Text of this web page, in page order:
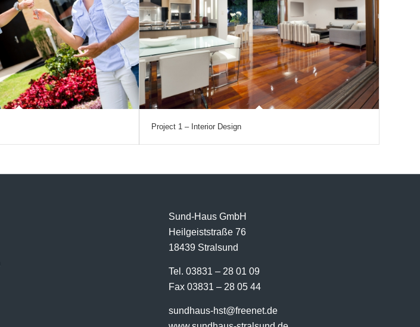
Project 1 – Interior Design
Sund-Haus GmbH
Heilgeiststraße 76
18439 Stralsund
Tel. 03831 – 28 01 09
Fax 03831 – 28 05 44
sundhaus-hst@freenet.de